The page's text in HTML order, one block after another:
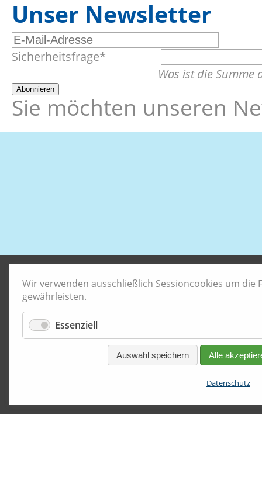
Unser Newsletter
E-
Mail-
Pflichtfeld
Sicherheitsfrage*
Was ist die Summe
Abonnieren
Sie möchten unseren
Wir verwenden ausschließlich Sessioncookies um
gewährleisten.
Essenziell
Auswahl speichern Alle
Datenschutz